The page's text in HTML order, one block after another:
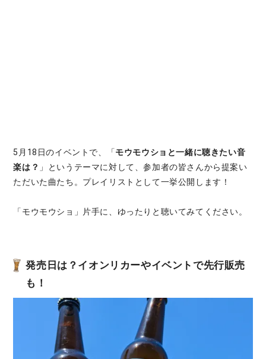
5月18日のイベントで、「モウモウショと一緒に聴きたい音
楽は？ 」というテーマに対して、参加者の皆さんから提案い
ただいた曲たち。プレイリストとして一挙公開します！
「モウモウショ」片手に、ゆったりと聴いてみてください。
発売日は？イオンリカーやイベントで先行販売
も！